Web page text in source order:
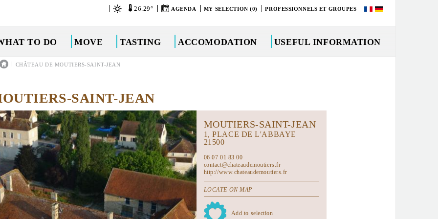
26.29° 07 AGENDA MY SELECTION (0) PROFESSIONNELS ET GROUPES
TO DO MOVE TASTING ACCOMODATION USEFUL INFORMATION
| CHÂTEAU DE MOUTIERS-SAINT-JEAN
SAINT-JEAN
MOUTIERS-SAINT-JEAN
1, PLACE DE L'ABBAYE
21500
06 07 01 83 00
contact@chateaudemoutiers.fr
http://www.chateaudemoutiers.fr
LOCATE ON MAP
Add to selection